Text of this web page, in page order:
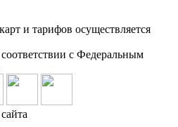
и тарифов осуществляется
с Федеральным